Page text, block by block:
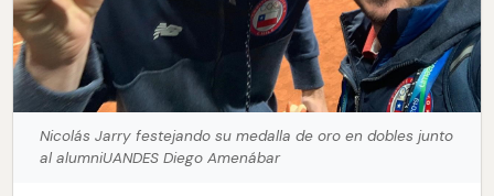
Nicolás Jarry festejando su medalla de oro en dobles junto
al alumniUANDES Diego Amenábar